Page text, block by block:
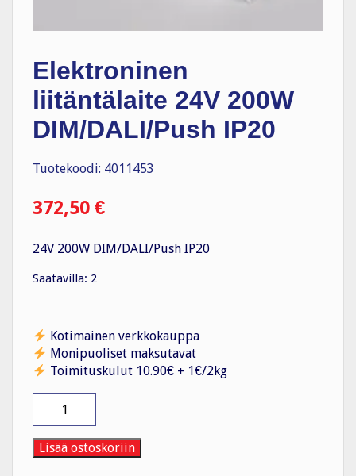
Elektroninen
liitäntälaite 24V 200W
DIM/DALI/Push IP20
Tuotekoodi: 4011453
372,50 €
24V 200W DIM/DALI/Push IP20
Saatavilla: 2
Kotimainen verkkokauppa
Monipuoliset maksutavat
Toimituskulut 10.90€ + 1€/2kg
liitäntälaite
24V
200W
DIM/DALI/Push
Lisää ostoskoriin